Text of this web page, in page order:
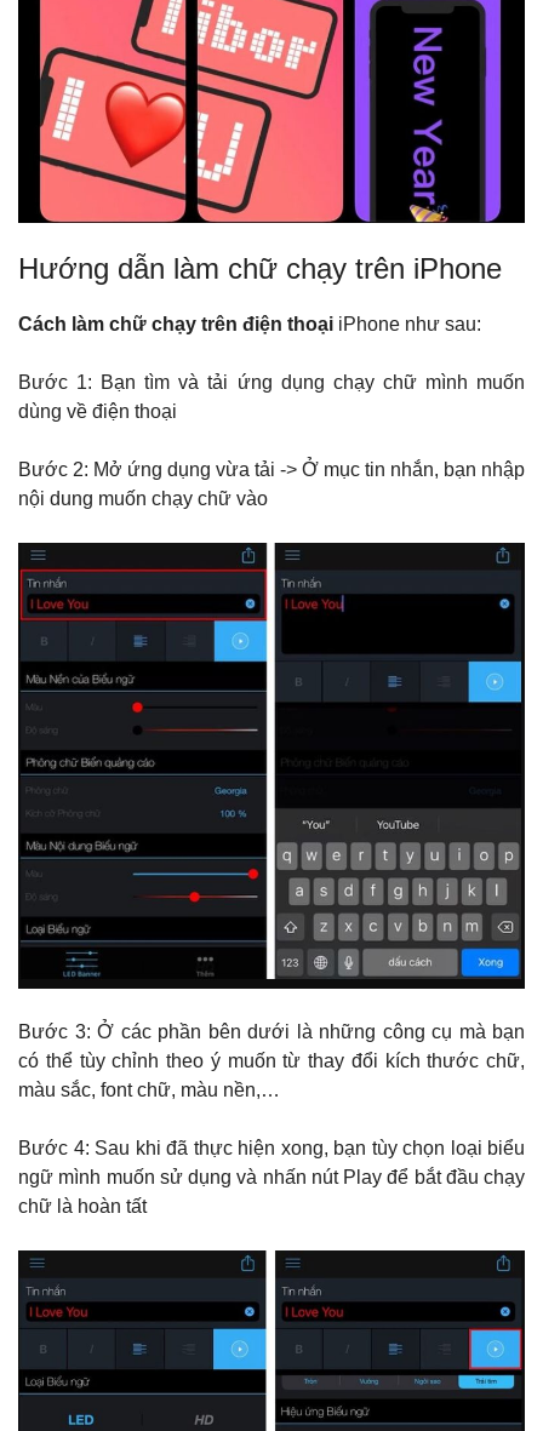
Hướng dẫn làm chữ chạy trên iPhone
Cách làm chữ chạy trên điện thoại iPhone như sau:
Bước 1: Bạn tìm và tải ứng dụng chạy chữ mình muốn
dùng về điện thoại
Bước 2: Mở ứng dụng vừa tải -> Ở mục tin nhắn, bạn nhập
nội dung muốn chạy chữ vào
Bước 3: Ở các phần bên dưới là những công cụ mà bạn
có thể tùy chỉnh theo ý muốn từ thay đổi kích thước chữ,
màu sắc, font chữ, màu nền,…
Bước 4: Sau khi đã thực hiện xong, bạn tùy chọn loại biểu
ngữ mình muốn sử dụng và nhấn nút Play để bắt đầu chạy
chữ là hoàn tất